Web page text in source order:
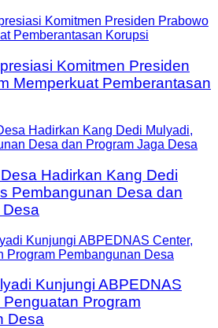
Komitmen Presiden
Memperkuat Pemberantasan
Hadirkan Kang Dedi
Pembangunan Desa dan
Kunjungi ABPEDNAS
Program
Desa